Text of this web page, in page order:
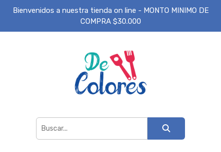
Bienvenidos a nuestra tienda on line - MONTO MINIMO DE
COMPRA $30.000